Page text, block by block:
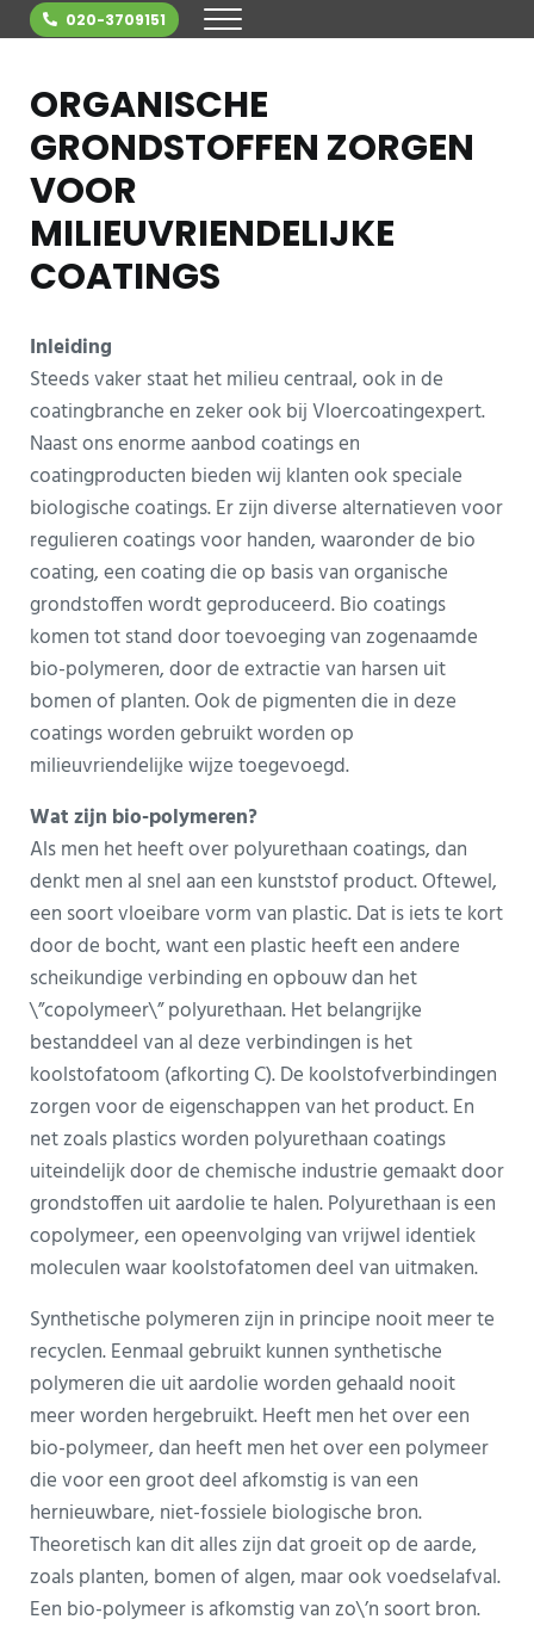
Door naar de hoofd inhoud
Skip to header right navigation
Skip to site footer
Vloercoating: informatie, prijzen,
020-3709151 MENU
ORGANISCHE
GRONDSTOFFEN ZORGEN
VOOR
MILIEUVRIENDELIJKE
COATINGS
Inleiding
Steeds vaker staat het milieu centraal, ook in de
coatingbranche en zeker ook bij Vloercoatingexpert.
Naast ons enorme aanbod coatings en
coatingproducten bieden wij klanten ook speciale
biologische coatings. Er zijn diverse alternatieven voor
regulieren coatings voor handen, waaronder de bio
coating, een coating die op basis van organische
grondstoffen wordt geproduceerd. Bio coatings
komen tot stand door toevoeging van zogenaamde
bio-polymeren, door de extractie van harsen uit
bomen of planten. Ook de pigmenten die in deze
coatings worden gebruikt worden op
milieuvriendelijke wijze toegevoegd.
Wat zijn bio-polymeren?
Als men het heeft over polyurethaan coatings, dan
denkt men al snel aan een kunststof product. Oftewel,
een soort vloeibare vorm van plastic. Dat is iets te kort
door de bocht, want een plastic heeft een andere
scheikundige verbinding en opbouw dan het
\”copolymeer\” polyurethaan. Het belangrijke
bestanddeel van al deze verbindingen is het
koolstofatoom (afkorting C). De koolstofverbindingen
zorgen voor de eigenschappen van het product. En
net zoals plastics worden polyurethaan coatings
uiteindelijk door de chemische industrie gemaakt door
grondstoffen uit aardolie te halen. Polyurethaan is een
copolymeer, een opeenvolging van vrijwel identiek
moleculen waar koolstofatomen deel van uitmaken.
Synthetische polymeren zijn in principe nooit meer te
recyclen. Eenmaal gebruikt kunnen synthetische
polymeren die uit aardolie worden gehaald nooit
meer worden hergebruikt. Heeft men het over een
bio-polymeer, dan heeft men het over een polymeer
die voor een groot deel afkomstig is van een
hernieuwbare, niet-fossiele biologische bron.
Theoretisch kan dit alles zijn dat groeit op de aarde,
zoals planten, bomen of algen, maar ook voedselafval.
Een bio-polymeer is afkomstig van zo\’n soort bron.